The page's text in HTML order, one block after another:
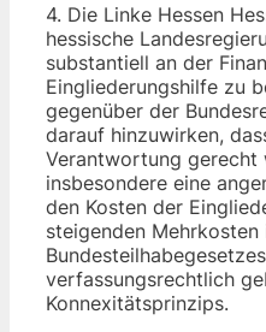
4. Die Linke Hessen
hessische
substantiell an der
Eingliederungshilfe zu
gegenüber der
darauf hinzuwirken,
Verantwortung gerecht
insbesondere eine
den Kosten der
steigenden
verfassungsrechtlich
Konnexitätsprinzips.